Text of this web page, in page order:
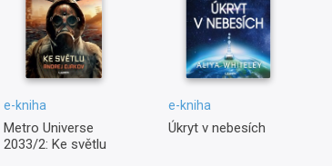
e-kniha
Metro Universe
2033/2: Ke světlu
e-kniha
Úkryt v nebesích